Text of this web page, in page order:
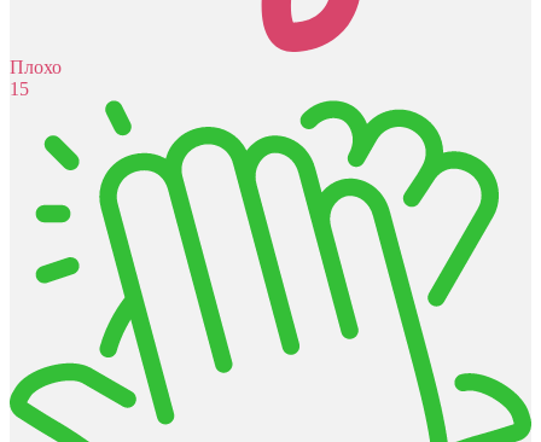
Плохо
15